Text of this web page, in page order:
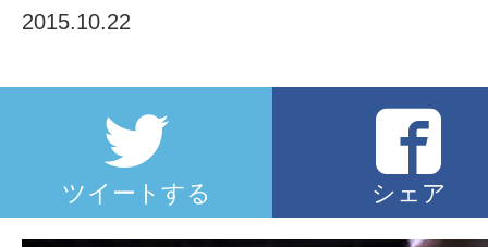
2015.10.22
ツイートする シェア